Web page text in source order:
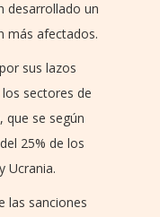
desarrollado un
más afectados.
sus lazos
sectores de
que se según
25% de los
Ucrania.
las sanciones